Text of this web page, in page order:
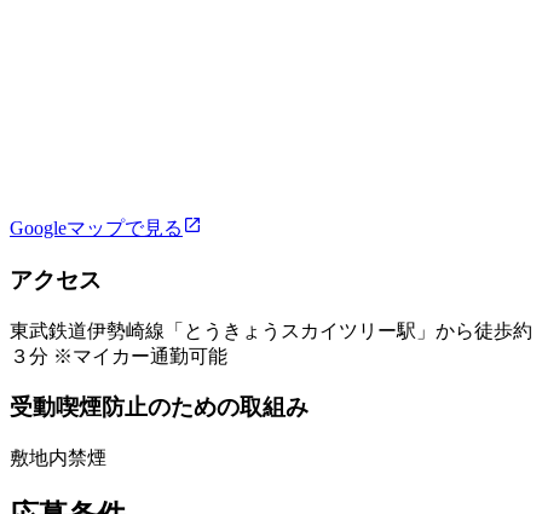
Googleマップで見る
アクセス
東武鉄道伊勢崎線「とうきょうスカイツリー駅」から徒歩約
３分 ※マイカー通勤可能
受動喫煙防止のための取組み
敷地内禁煙